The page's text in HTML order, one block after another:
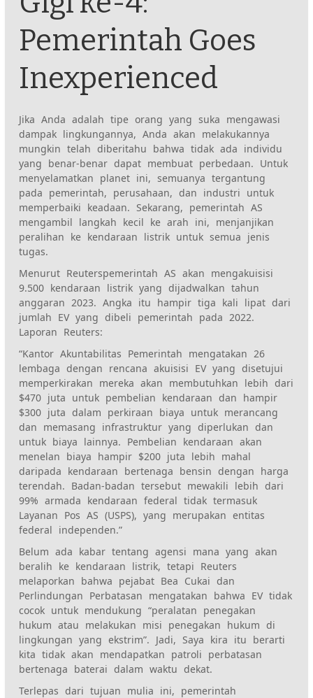
Pemerintah Goes
Inexperienced
Jika Anda adalah tipe orang yang suka mengawasi
dampak lingkungannya, Anda akan melakukannya
mungkin telah diberitahu bahwa tidak ada individu
yang benar-benar dapat membuat perbedaan. Untuk
menyelamatkan planet ini,semuanya tergantung
pada pemerintah, perusahaan, dan industri untuk
memperbaiki keadaan. Sekarang, pemerintah AS
mengambil langkah kecil ke arah ini, menjanjikan
peralihan ke kendaraan listrik untuk semua jenis
tugas.
Menurut Reuterspemerintah AS akan mengakuisisi
9.500 kendaraan listrik yang dijadwalkan tahun
anggaran 2023. Angka itu hampir tiga kali lipat dari
jumlah EV yang dibeli pemerintah pada 2022.
Laporan Reuters:
“Kantor Akuntabilitas Pemerintah mengatakan 26
lembaga dengan rencana akuisisi EV yang disetujui
memperkirakan mereka akan membutuhkan lebih dari
$470 juta untuk pembelian kendaraan dan hampir
$300 juta dalam perkiraan biaya untuk merancang
dan memasang infrastruktur yang diperlukan dan
untuk biaya lainnya. Pembelian kendaraan akan
menelan biaya hampir $200 juta lebih mahal
daripada kendaraan bertenaga bensin dengan harga
terendah. Badan-badan tersebut mewakili lebih dari
99% armada kendaraan federal tidak termasuk
Layanan Pos AS (USPS), yang merupakan entitas
federal independen.”
Belum ada kabar tentang agensi mana yang akan
beralih ke kendaraan listrik, tetapi Reuters
melaporkan bahwa pejabat Bea Cukai dan
Perlindungan Perbatasan mengatakan bahwa EV tidak
cocok untuk mendukung “peralatan penegakan
hukum atau melakukan misi penegakan hukum di
lingkungan yang ekstrim”. Jadi, Saya kira itu berarti
kita tidak akan mendapatkan patroli perbatasan
bertenaga baterai dalam waktu dekat.
Terlepas dari tujuan mulia ini, pemerintah